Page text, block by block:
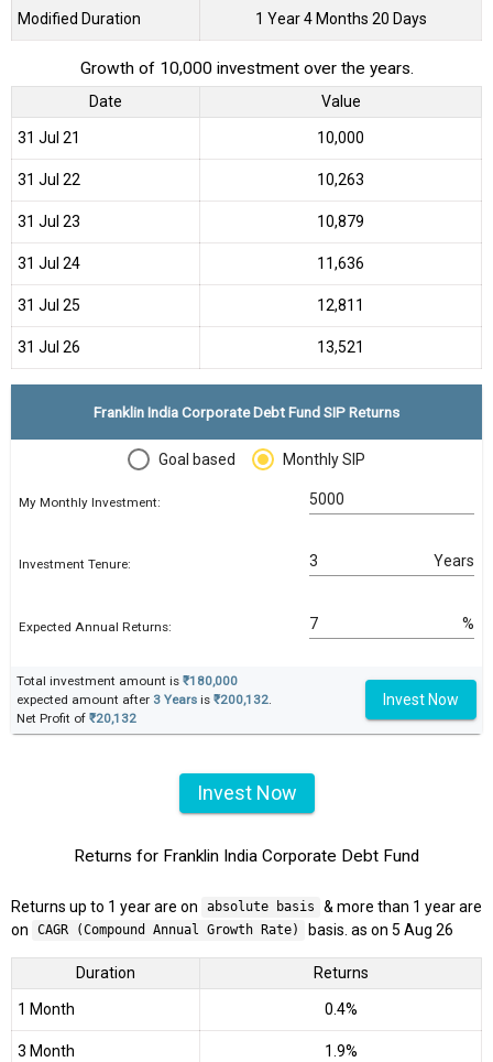
Modified Duration 1 Year 4 Months 20 Days
Growth of 10,000 investment over the years.
Date Value
31 Jul 21 ₹10,000
31 Jul 22 ₹10,263
31 Jul 23 ₹10,879
31 Jul 24 ₹11,636
31 Jul 25 ₹12,811
31 Jul 26 ₹13,521
Franklin India Corporate Debt Fund SIP Returns
Goal based Monthly SIP
My Monthly Investment:
Investment Tenure: Years
Expected Annual Returns: %
Total investment amount is ₹180,000
expected amount after 3 Years is ₹200,132
Net Profit of ₹20,132
Invest Now
Invest Now
Returns for Franklin India Corporate Debt Fund
Returns up to 1 year are on absolute basis
& more than 1 year are
on
CAGR (Compound Annual Growth Rate) basis. as on 5 Aug 26
Duration Returns
1 Month 0.4%
3 Month 1.9%